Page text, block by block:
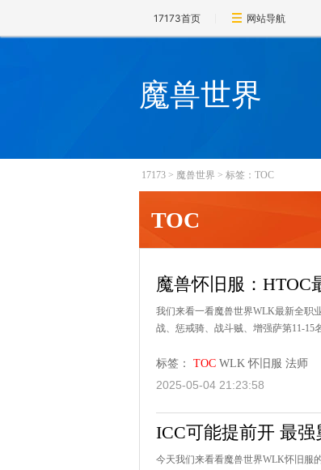
17173首页 网站导航
魔兽世界
17173 > 魔兽世界 > 标签：TOC
TOC
魔兽怀旧服：HTOC
我们来看一看魔兽世界WLK最新全职
战、惩戒骑、战斗贼、增强萨第11-15
标签： TOC WLK 怀旧服 法师
2025-05-04 21:23:58
ICC可能提前开 最强
今天我们来看看魔兽世界WLK怀旧服